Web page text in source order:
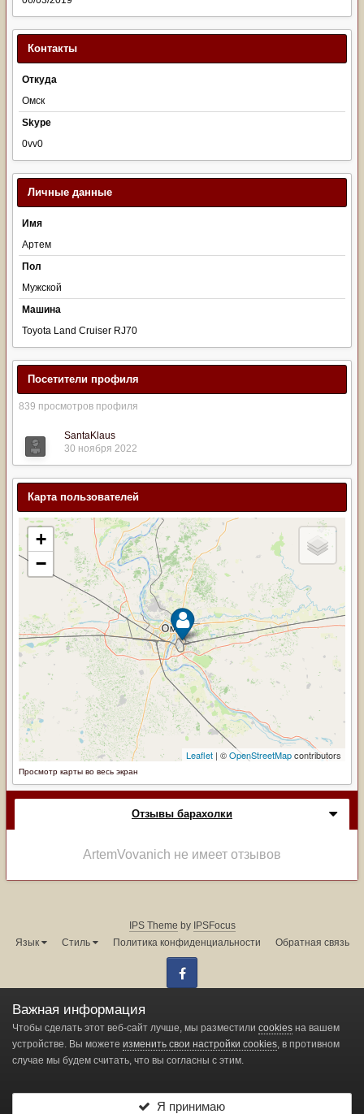
Контакты
Откуда
Омск
Skype
0vv0
Личные данные
Имя
Артем
Пол
Мужской
Машина
Toyota Land Cruiser RJ70
Посетители профиля
839 просмотров профиля
SantaKlaus
30 ноября 2022
Карта пользователей
Просмотр карты во весь экран
Отзывы барахолки
ArtemVovanich не имеет отзывов
IPS Theme by IPSFocus
Язык
Стиль Политика конфиденциальности Обратная связь
Администрация форума:
Powered by Invision Community
Change privacy settings
Важная информация
Чтобы сделать этот веб-сайт лучше, мы разместили cookies на вашем
устройстве. Вы можете изменить свои настройки cookies, в противном
случае мы будем считать, что вы согласны с этим.
Я принимаю